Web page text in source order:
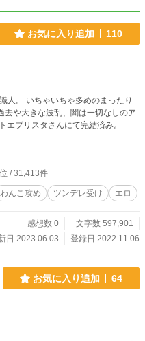
お気に入り追加 110
人。 いちゃいちゃ多めのまったり
去や大きな波乱、闇は一切なしのア
エブリスタさんにて完結済み。
位 / 31,413件
わんこ攻め ツンデレ受け エロ
感想数 0
文字数 597,901
日 2023.06.03
登録日 2022.11.06
お気に入り追加 64